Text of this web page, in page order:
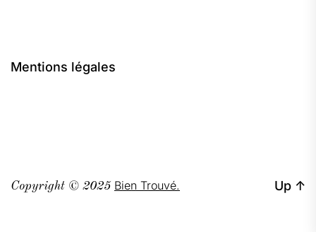
Mentions légales
Copyright © 2025 Bien Trouvé. Up ↑